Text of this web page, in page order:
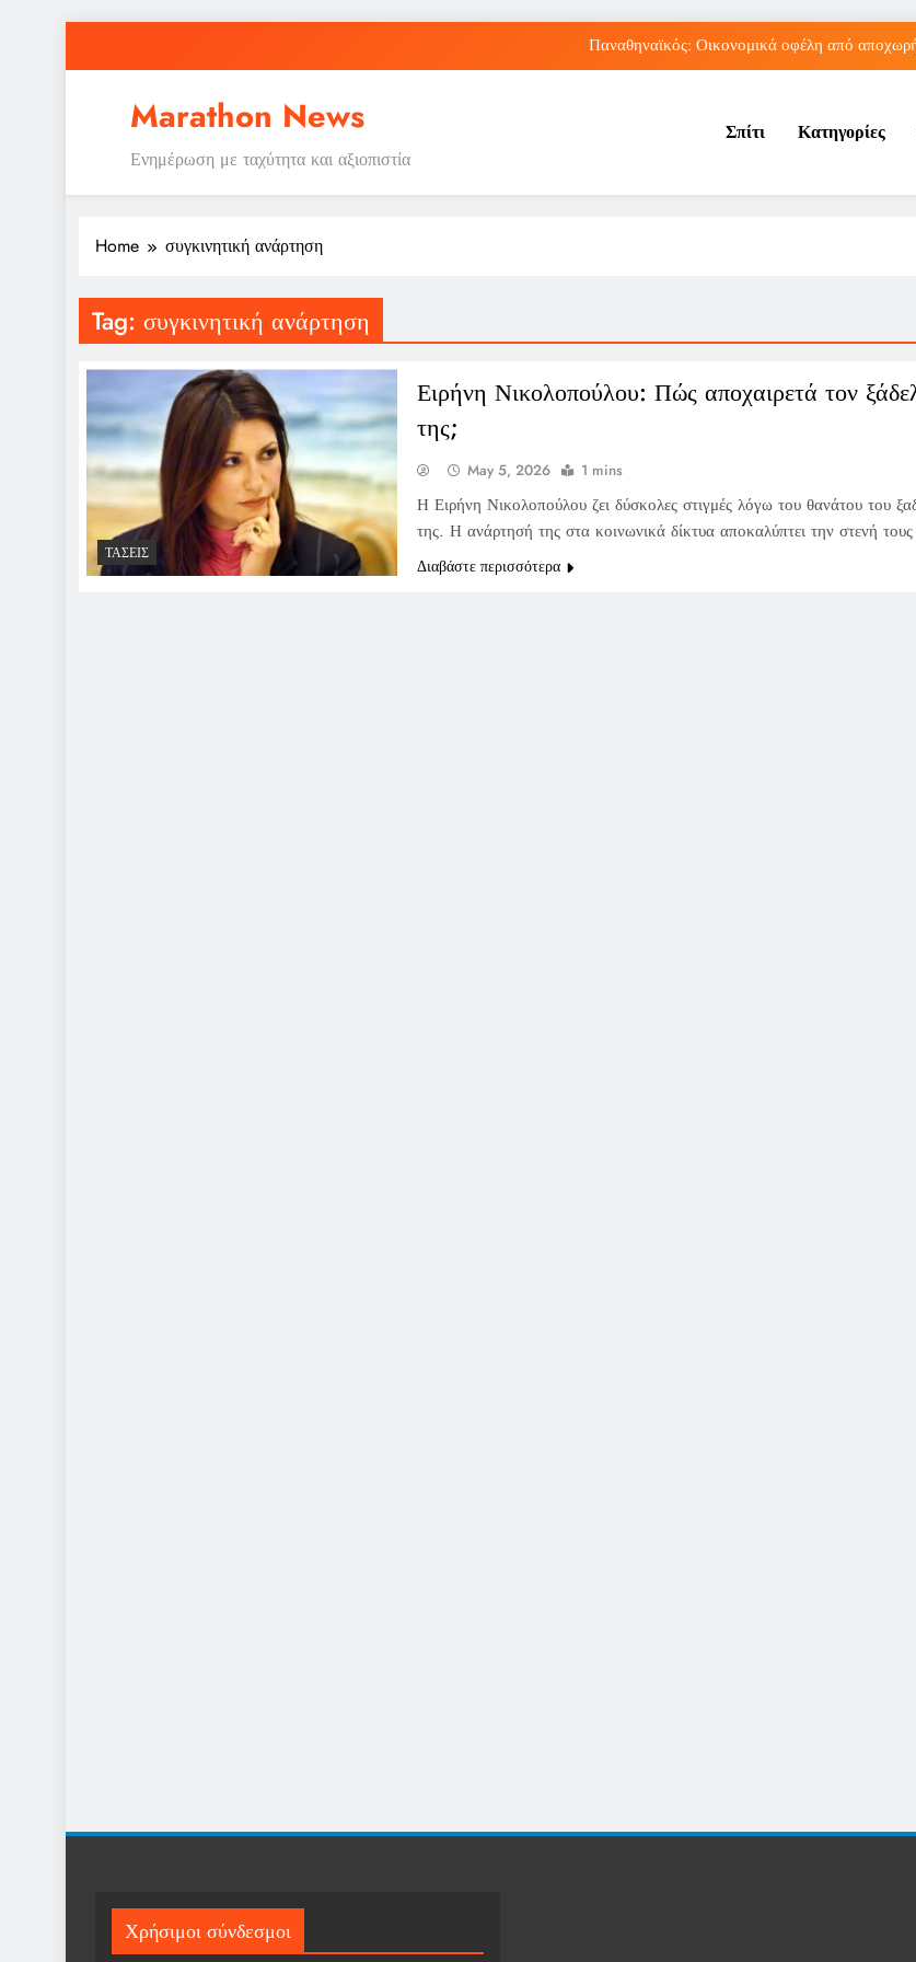
Παναθηναϊκός: Οικονομικά οφέλη από
Εστρέλα Αμαδόρα – Σπόρτινγκ 2-2:
Παναθηναϊκός: Οικονομικά οφέλη από
Εθνική Παίδων: Αγώνας με τη Γεωργία
Marathon News
Ενημέρωση με ταχύτητα και αξιοπιστία
Σπίτι Κατηγορίες
Home συγκινητική ανάρτηση
Tag: συγκινητική ανάρτηση
ΤΆΣΕΙΣ
Ειρήνη Νικολοπούλου: Πώς αποχαιρετά τον
της;
May 5, 2026 1 mins
Η Ειρήνη Νικολοπούλου ζει δύσκολες στιγμές λόγω του θανάτου του
της. Η ανάρτησή της στα κοινωνικά δίκτυα αποκαλύπτει την στενή
Διαβάστε περισσότερα
Χρήσιμοι σύνδεσμοι